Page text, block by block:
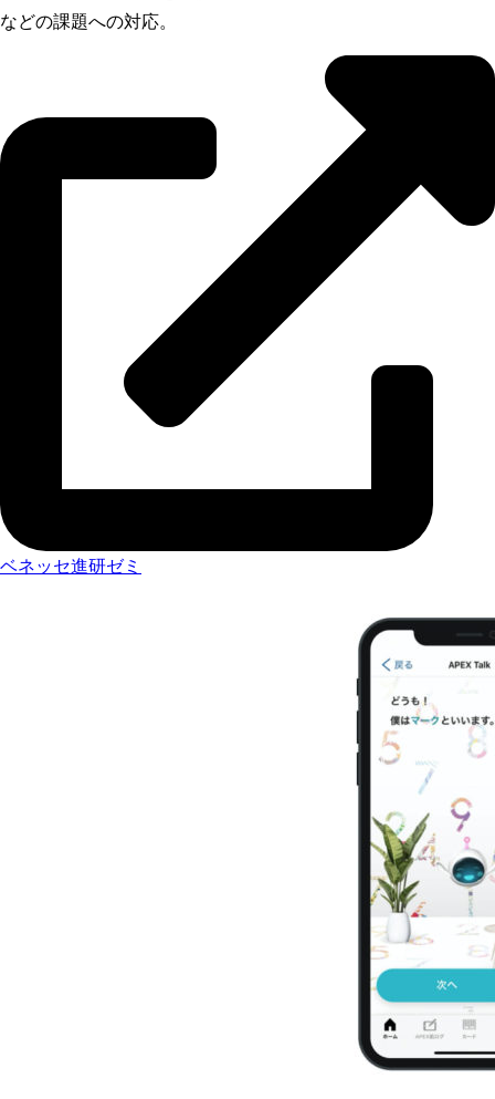
などの課題への対応。
ベネッセ進研ゼミ